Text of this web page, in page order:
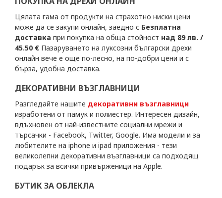
Цялата гама от продукти на страхотно ниски цени
може да се закупи онлайн, заедно с Безплатна
доставка при покупка на обща стойност над 89 лв. /
45.50 € Пазаруването на луксозни български дрехи
онлайн вече е още по-лесно, на по-добри цени и с
бърза, удобна доставка.
ДЕКОРАТИВНИ ВЪЗГЛАВНИЦИ
Разгледайте нашите декоративни възглавници
изработени от памук и полиестер. Интересен дизайн,
вдъхновен от най-известните социални мрежи и
търсачки - Facebook, Twitter, Google. Има модели и за
любителите на iphone и ipad приложения - тези
великолепни декоративни възглавници са подходящ
подарък за всички привърженици на Apple.
БУТИК ЗА ОБЛЕКЛА